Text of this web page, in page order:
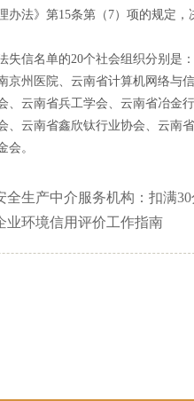
办法》第15条第（7）项的规定，
名单的20个社会组织分别是：
京州医院、云南省计算机网络与
、云南省兵工学会、云南省冶金
、云南省鑫欣钛行业协会、云南
会。
全生产中介服务机构：扣满
业环境信用评价工作指南